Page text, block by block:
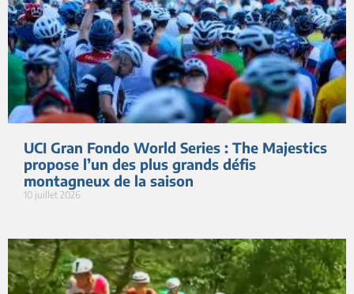
UCI Gran Fondo World Series : The Majestics
propose l’un des plus grands défis
montagneux de la saison
10 juillet 2026